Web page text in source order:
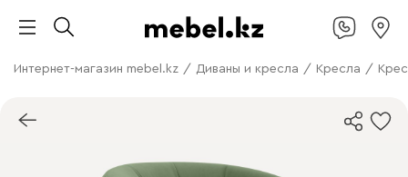
Интернет-магазин mebel.kz / Диваны и кресла / Кресла /